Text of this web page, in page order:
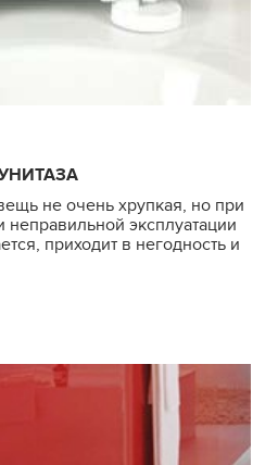
не очень хрупкая, но при
эксплуатации
приходит в негодность и